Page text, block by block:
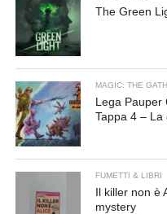
The Green
MAGIC: THE
Lega Pauper
Tappa 4 – La
FUMETTI & LIBRI
Il killer non è
mystery